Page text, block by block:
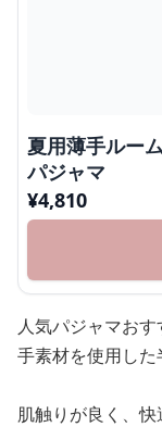
夏用薄手ルー
パジャマ
¥4,810
人気パジャマお
手素材を使用した
肌触りが良く、